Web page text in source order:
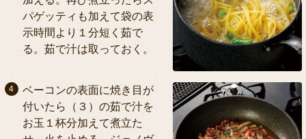
パゲッティも加えて袋の表
示時間より１分短く茹で
る。茹で汁は取っておく。
ベーコンの表面に焼き目が
付いたら（３）の茹で汁を
お玉１杯分加えて煮立た